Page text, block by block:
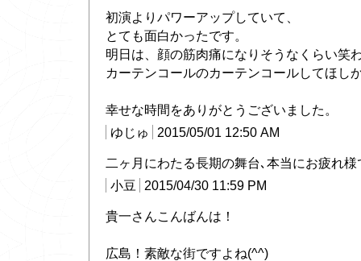
初演よりパワーアップしていて、
とても面白かったです。
明日は、顔の筋肉痛になりそうなくらい笑
カーテンコールのカーテンコールしてほし
幸せな時間をありがとうございました。
ゆじゅ
2015/05/01 12:50 AM
二ヶ月にわたる長期の舞台､本当にお疲れ様
小豆
2015/04/30 11:59 PM
貴一さんこんばんは！
広島！素敵な街ですよね(^^)